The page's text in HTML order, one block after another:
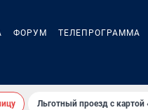
ФОРУМ ТЕЛЕПРОГРАММА
Льготный проезд с картой